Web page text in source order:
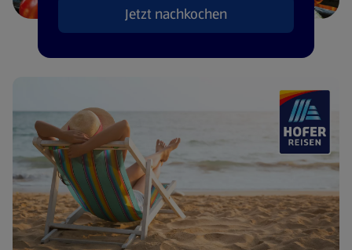
Jetzt nachkochen